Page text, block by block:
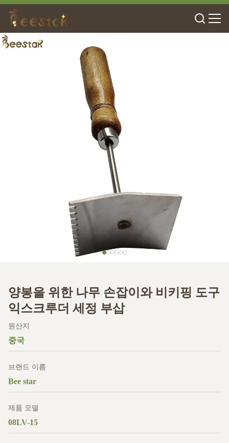
양봉을 위한 나무 손잡이와 비키핑 도구
익스크루더 세정 부삽
원산지
중국
브랜드 이름
Bee star
제품 모델
08LV-15